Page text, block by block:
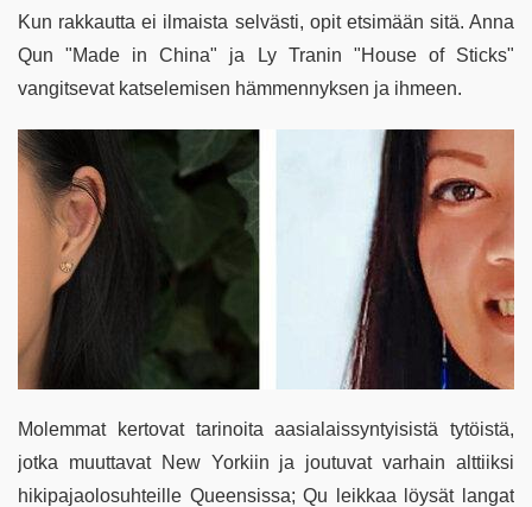
Kun rakkautta ei ilmaista selvästi, opit etsimään sitä. Anna
Qun "Made in China" ja Ly Tranin "House of Sticks"
vangitsevat katselemisen hämmennyksen ja ihmeen.
Molemmat kertovat tarinoita aasialaissyntyisistä tytöistä,
jotka muuttavat New Yorkiin ja joutuvat varhain alttiiksi
hikipajaolosuhteille Queensissa; Qu leikkaa löysät langat